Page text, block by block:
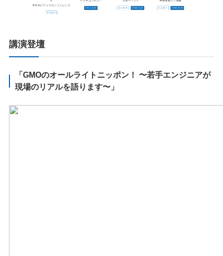
講演登壇
「GMOのオールライトニッポン！ 〜若手エンジニアが
現場のリアルを語ります〜」